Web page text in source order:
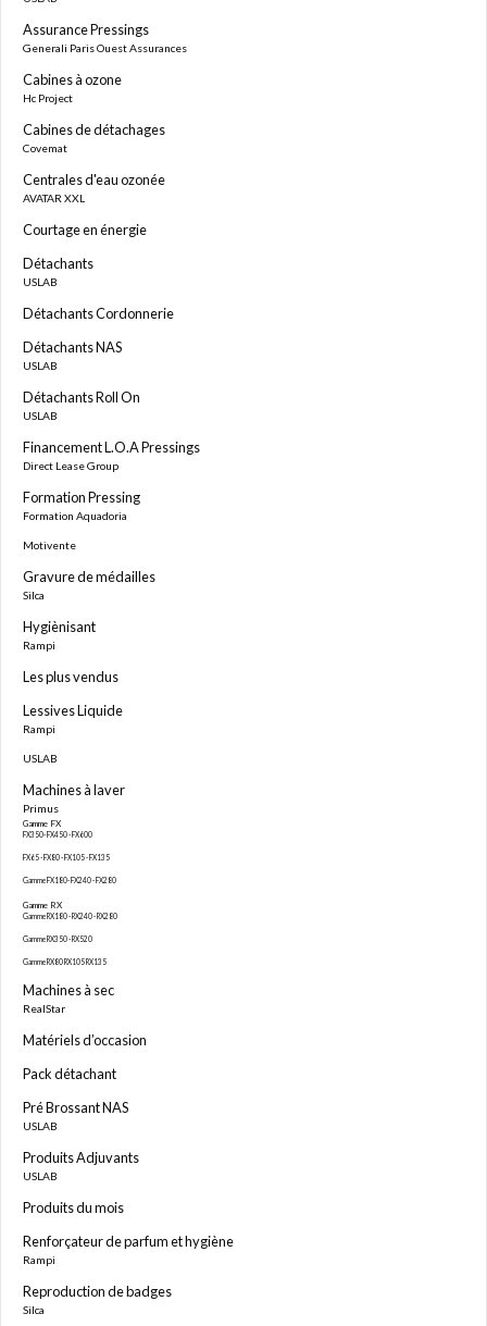
Assurance Pressings
Generali Paris Ouest Assurances
Cabines à ozone
Hc Project
Cabines de détachages
Covemat
Centrales d'eau ozonée
AVATAR XXL
Courtage en énergie
Détachants
USLAB
Détachants Cordonnerie
Détachants NAS
USLAB
Détachants Roll On
USLAB
Financement L.O.A Pressings
Direct Lease Group
Formation Pressing
Formation Aquadoria
Motivente
Gravure de médailles
Silca
Hygiènisant
Rampi
Les plus vendus
Lessives Liquide
Rampi
USLAB
Machines à laver
Primus
Gamme FX
FX350- FX450 - FX600
FX65 - FX80 - FX105 - FX135
Gamme FX180- FX240 - FX280
Gamme RX
Gamme RX180 - RX240 - RX280
Gamme RX350 - RX520
Gamme RX80 RX105 RX135
Machines à sec
RealStar
Matériels d’occasion
Pack détachant
Pré Brossant NAS
USLAB
Produits Adjuvants
USLAB
Produits du mois
Renforçateur de parfum et hygiène
Rampi
Reproduction de badges
Silca